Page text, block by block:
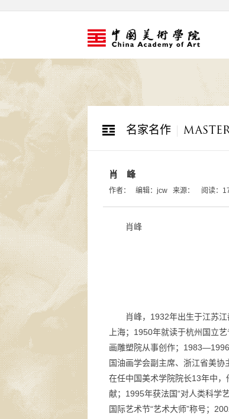
名家名作
肖 峰
作者： 编辑：jcw 来源： 阅读：
肖峰
肖峰，1932年出生于江苏
上海；1950年就读于杭州国立
画雕塑院从事创作；
国油画学会副主席、浙江省美协
在任中国美术学院院长13年中
献；1995年获法国“对人类科学
国际艺术节“艺术大师”称号；